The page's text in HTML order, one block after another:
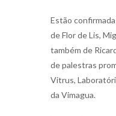
Estão
de Flor de Lis,
também de
de palestras
Vitrus,
da Vimagua.